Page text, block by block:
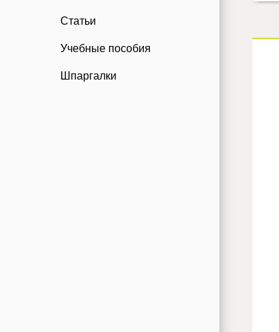
Статьи
Учебные пособия
Шпаргалки